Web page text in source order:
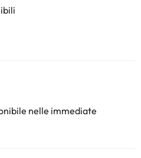
nelle immediate